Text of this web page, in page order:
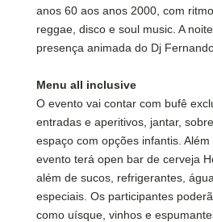
anos 60 aos anos 2000, com
reggae, disco e soul music. A
presença animada do Dj
Menu all inclusive
O evento vai contar com bufê
entradas e aperitivos, jantar,
espaço com opções infantis.
evento terá open bar de cerveja
além de sucos, refrigerantes,
especiais. Os participantes
como uísque, vinhos e